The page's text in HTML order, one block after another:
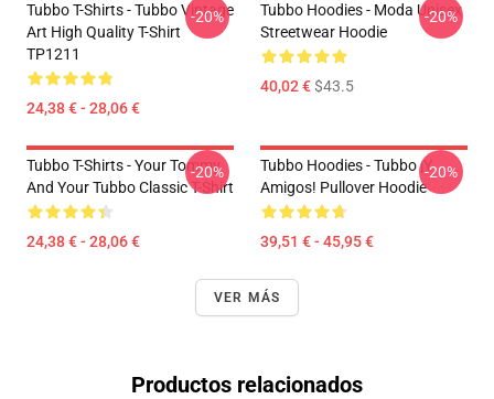
Tubbo T-Shirts - Tubbo Vintage
Art High Quality T-Shirt
TP1211
24,38 € - 28,06 €
-20%
Tubbo Hoodies - Moda Unisex
Streetwear Hoodie
40,02 €$43.5
-20%
Tubbo T-Shirts - Your Tommy
And Your Tubbo Classic T-Shirt
24,38 € - 28,06 €
-20%
Tubbo Hoodies - Tubbo ¡Y
Amigos! Pullover Hoodie
39,51 € - 45,95 €
-20%
VER MÁS
Productos relacionados